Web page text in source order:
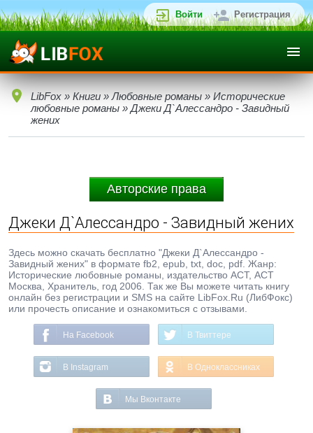
Войти Регистрация
LibFox » Книги » Любовные романы » Исторические
любовные романы » Джеки Д`Алессандро - Завидный
жених
Авторские права
Джеки Д`Алессандро - Завидный жених
Здесь можно скачать бесплатно "Джеки Д`Алессандро -
Завидный жених" в формате fb2, epub, txt, doc, pdf. Жанр:
Исторические любовные романы, издательство АСТ, АСТ
Москва, Хранитель, год 2006. Так же Вы можете читать книгу
онлайн без регистрации и SMS на сайте LibFox.Ru (ЛибФокс)
или прочесть описание и ознакомиться с отзывами.
На Facebook В Твиттере
В Instagram В Одноклассниках
Мы Вконтакте